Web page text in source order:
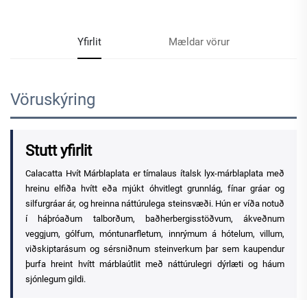
Yfirlit Mældar vörur
Vöruskýring
Stutt yfirlit
Calacatta Hvít Márblaplata er tímalaus ítalsk lyx-márblaplata með
hreinu elfiða hvítt eða mjúkt óhvitlegt grunnlág, fínar gráar og
silfurgráar ár, og hreinna náttúrulega steinsvæði. Hún er víða notuð
í háþróaðum talborðum, baðherbergisstöðvum, ákveðnum
veggjum, gólfum, móntunarfletum, innrýmum á hótelum, villum,
viðskiptarásum og sérsniðnum steinverkum þar sem kaupendur
þurfa hreint hvítt márblaútlit með náttúrulegri dýrlæti og háum
sjónlegum gildi.